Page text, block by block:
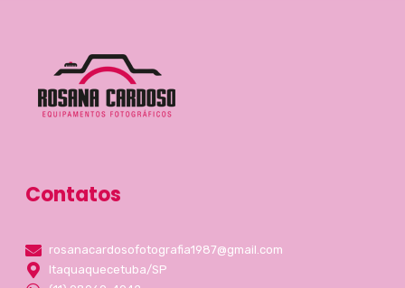
Contatos
rosanacardosofotografia1987@gmail.com
Itaquaquecetuba/SP